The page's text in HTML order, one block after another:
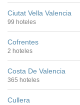
Ciutat Vella Valencia
99 hoteles
Cofrentes
2 hoteles
Costa De Valencia
365 hoteles
Cullera